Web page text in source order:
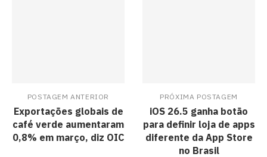
POSTAGEM ANTERIOR
Exportações globais de
café verde aumentaram
0,8% em março, diz OIC
PRÓXIMA POSTAGEM
iOS 26.5 ganha botão
para definir loja de apps
diferente da App Store
no Brasil